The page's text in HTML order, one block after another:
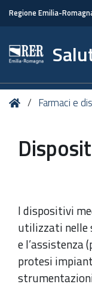
Regione Emilia-
Tu HomeFarmaci e
I dispositivi
utilizzati nelle
e l’assistenza
protesi